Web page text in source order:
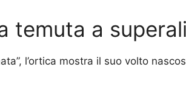
temuta a
l’ortica mostra il suo volto